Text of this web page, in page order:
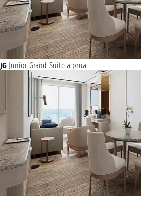
JG Junior Grand Suite a prua